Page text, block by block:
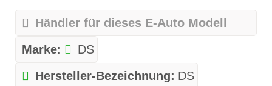
Händler für dieses E-Auto Modell
Marke:
DS
Hersteller-Bezeichnung: DS